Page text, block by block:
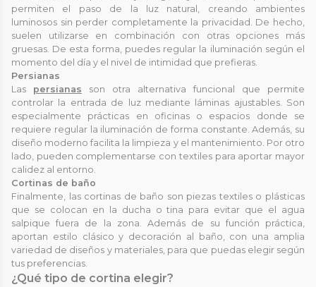
permiten el paso de la luz natural, creando ambientes
luminosos sin perder completamente la privacidad. De hecho,
suelen utilizarse en combinación con otras opciones más
gruesas. De esta forma, puedes regular la iluminación según el
momento del día y el nivel de intimidad que prefieras.
Persianas
Las persianas son otra alternativa funcional que permite
controlar la entrada de luz mediante láminas ajustables. Son
especialmente prácticas en oficinas o espacios donde se
requiere regular la iluminación de forma constante. Además, su
diseño moderno facilita la limpieza y el mantenimiento. Por otro
lado, pueden complementarse con textiles para aportar mayor
calidez al entorno.
Cortinas de baño
Finalmente, las cortinas de baño son piezas textiles o plásticas
que se colocan en la ducha o tina para evitar que el agua
salpique fuera de la zona. Además de su función práctica,
aportan estilo clásico y decoración al baño, con una amplia
variedad de diseños y materiales, para que puedas elegir según
tus preferencias.
¿Qué tipo de cortina elegir?